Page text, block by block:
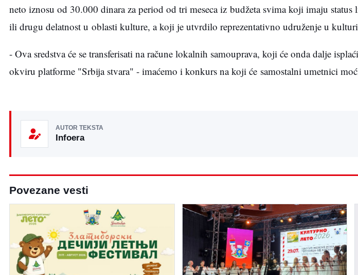
neto iznosu od 30.000 dinara za period od tri meseca iz budžeta svima koji imaju
ili drugu delatnost u oblasti kulture, a koji je utvrdilo reprezentativno udruženje u
- Ova sredstva će se transferisati na račune lokalnih samouprava, koji će onda dalje
okviru platforme "Srbija stvara" - imaćemo i konkurs na koji će samostalni umetnici
AUTOR TEKSTA
Infoera
Povezane vesti